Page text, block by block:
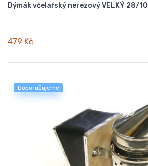
Dýmák včelařský nerezový VELKÝ 28/10
479 Kč
Doporučujeme